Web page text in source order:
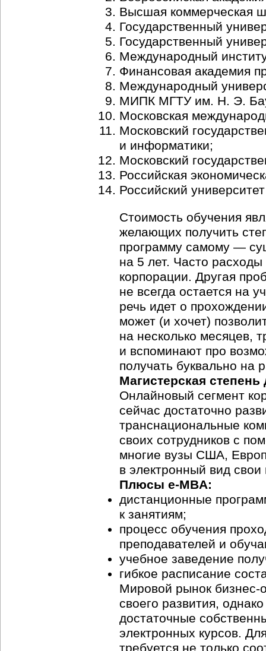
Высшая коммерческая
Государственный
Государственный
Международный
Финансовая академия
Международный
МИПК МГТУ им. Н. Э.
Московская
Московский
и информатики;
Московский
Российская
Российский
Стоимость обучения
желающих получить
программу самому —
на 5 лет. Часто
корпорации. Другая
не всегда остается на
речь идет о
может (и хочет)
на несколько месяцев,
и вспоминают про
получать буквально
Магистерская
Онлайновый сегмент
сейчас достаточно
транснациональные
своих сотрудников с
многие вузы США,
в электронный вид
Плюсы e-MBA:
дистанционные
к занятиям;
процесс обучения
преподавателей и
учебное заведение
гибкое расписание
Мировой рынок бизнес-
своего развития,
достаточные
электронных курсов.
требуется не только